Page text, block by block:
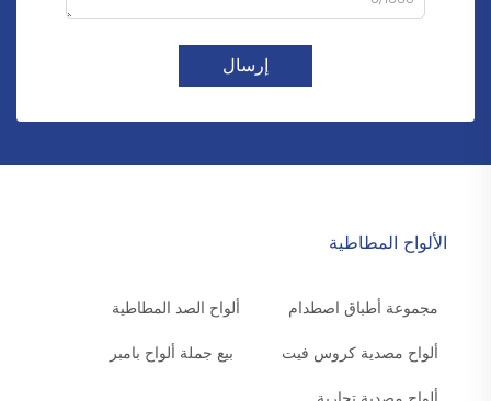
إرسال
الألواح المطاطية
مجموعة أطباق اصطدام ألواح الصد المطاطية
ألواح مصدية كروس فيت بيع جملة ألواح بامبر